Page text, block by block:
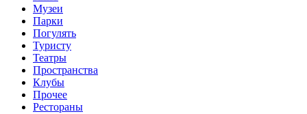
Музеи
Парки
Погулять
Туристу
Театры
Пространства
Клубы
Прочее
Рестораны